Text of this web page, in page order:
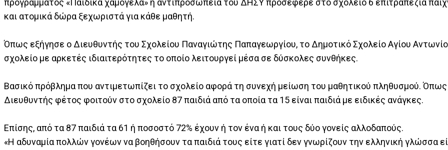
προγράμματος «Παιδικά χαμόγελα» η αντιπροσωπεία του ΔΗΣΥ προσέφερε στο σχολείο 6 επιτραπέζια
και ατομικά δώρα ξεχωριστά για κάθε μαθητή.
Όπως εξήγησε ο Διευθυντής του Σχολείου Παναγιώτης Παπαγεωργίου, το Δημοτικό Σχολείο Αγίου
σχολείο με αρκετές ιδιαιτερότητες το οποίο λειτουργεί μέσα σε δύσκολες συνθήκες.
Βασικό πρόβλημα που αντιμετωπίζει το σχολείο αφορά τη συνεχή μείωση του μαθητικού πληθυσμού. Όπως
Διευθυντής φέτος φοιτούν στο σχολείο 87 παιδιά από τα οποία τα 15 είναι παιδιά με ειδικές ανάγκες.
Επίσης, από τα 87 παιδιά τα 61 ή ποσοστό 72% έχουν ή τον ένα ή και τους δύο γονείς αλλοδαπούς.
«Η αδυναμία πολλών γονέων να βοηθήσουν τα παιδιά τους είτε γιατί δεν γνωρίζουν την ελληνική γλώσσα